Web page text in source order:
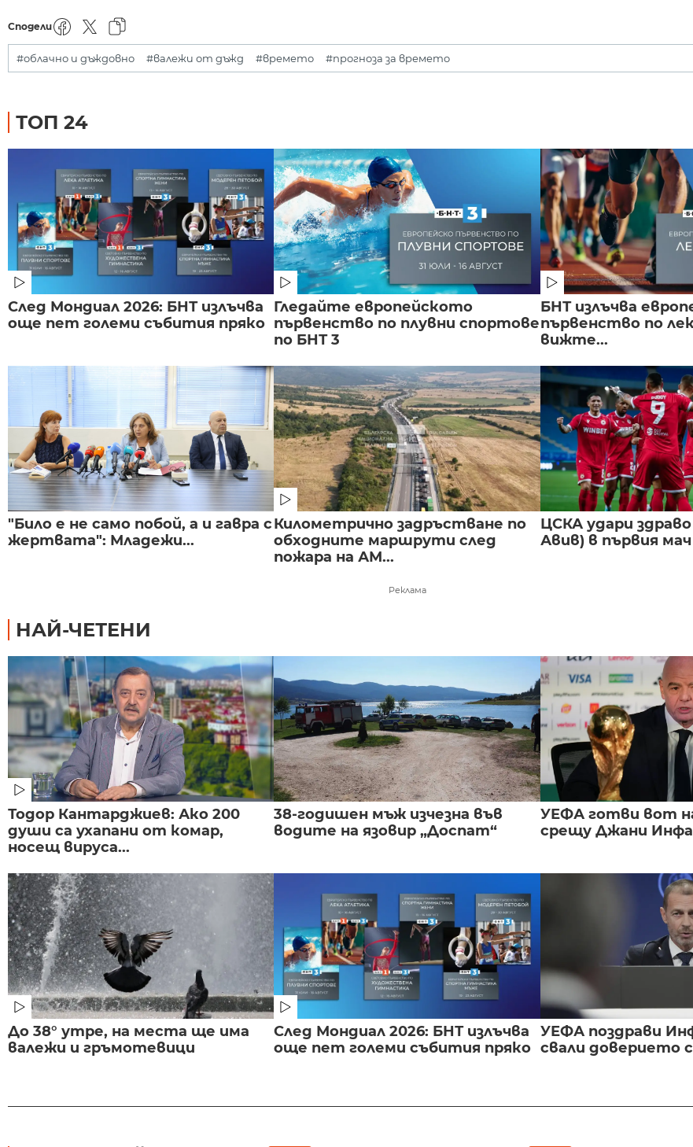
Сподели
#облачно и дъждовно #валежи от дъжд #времето #прогноза за времето
ТОП 24
След Мондиал 2026: БНТ излъчва
още пет големи събития пряко
Гледайте европейското
първенство по плувни спортове
по БНТ 3
БНТ излъчва
първенство по
вижте...
"Било е не само побой, а и гавра с
жертвата": Младежи...
Километрично задръстване по
обходните маршрути след
пожара на АМ...
ЦСКА удари
Авив) в първия мач
Реклама
НАЙ-ЧЕТЕНИ
Тодор Кантарджиев: Ако 200
души са ухапани от комар,
носещ вируса...
38-годишен мъж изчезна във
водите на язовир „Доспат“
УЕФА готви вот
срещу Джани
До 38° утре, на места ще има
валежи и гръмотевици
След Мондиал 2026: БНТ излъчва
още пет големи събития пряко
УЕФА поздрави
свали доверието